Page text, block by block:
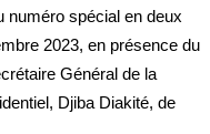
numéro spécial en deux
2023, en présence du
Général de la
Djiba Diakité, de